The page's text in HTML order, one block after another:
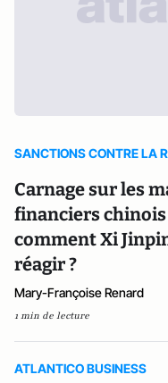
SANCTIONS CONTRE LA
Carnage sur les
financiers chinois
comment Xi
réagir ?
Mary-Françoise Renard
1 min de lecture
ATLANTICO BUSINESS